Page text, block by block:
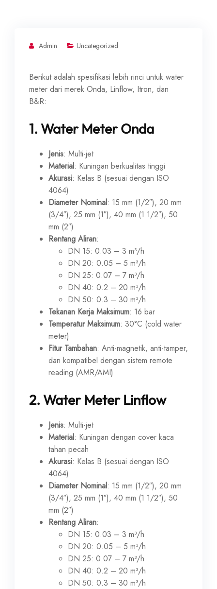
Admin Uncategorized
Berikut adalah spesifikasi lebih rinci untuk water
meter dari merek Onda, Linflow, Itron, dan
B&R:
1. Water Meter Onda
Jenis: Multi-jet
Material: Kuningan berkualitas tinggi
Akurasi: Kelas B (sesuai dengan ISO
4064)
Diameter Nominal: 15 mm (1/2″), 20 mm
(3/4″), 25 mm (1″), 40 mm (1 1/2″), 50
mm (2″)
Rentang Aliran:
DN 15: 0.03 – 3 m³/h
DN 20: 0.05 – 5 m³/h
DN 25: 0.07 – 7 m³/h
DN 40: 0.2 – 20 m³/h
DN 50: 0.3 – 30 m³/h
Tekanan Kerja Maksimum: 16 bar
Temperatur Maksimum: 30°C (cold water
meter)
Fitur Tambahan: Anti-magnetik, anti-tamper,
dan kompatibel dengan sistem remote
reading (AMR/AMI)
2. Water Meter Linflow
Jenis: Multi-jet
Material: Kuningan dengan cover kaca
tahan pecah
Akurasi: Kelas B (sesuai dengan ISO
4064)
Diameter Nominal: 15 mm (1/2″), 20 mm
(3/4″), 25 mm (1″), 40 mm (1 1/2″), 50
mm (2″)
Rentang Aliran:
DN 15: 0.03 – 3 m³/h
DN 20: 0.05 – 5 m³/h
DN 25: 0.07 – 7 m³/h
DN 40: 0.2 – 20 m³/h
DN 50: 0.3 – 30 m³/h